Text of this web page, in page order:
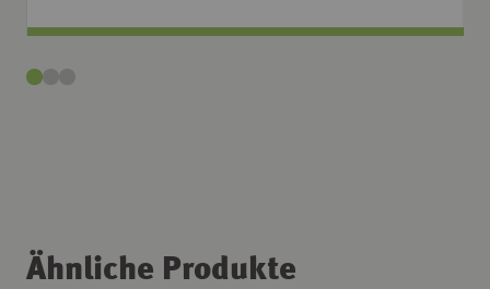
Ähnliche Produkte